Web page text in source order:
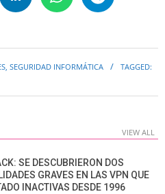
, SEGURIDAD INFORMÁTICA
TAGGED:
VIEW ALL
SE DESCUBRIERON DOS
GRAVES EN LAS VPN QUE
INACTIVAS DESDE 1996